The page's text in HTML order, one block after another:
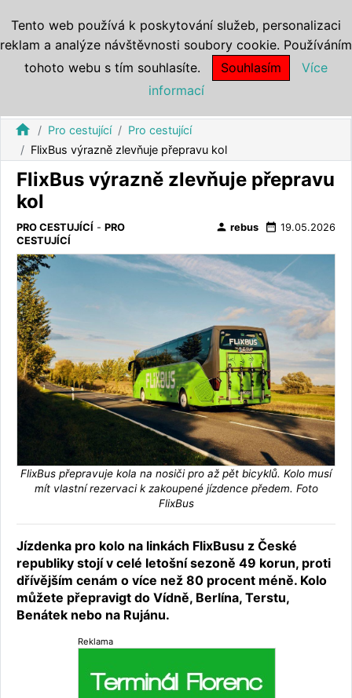
home Pro cestující
Pro cestující
FlixBus výrazně zlevňuje přepravu kol
FlixBus výrazně zlevňuje přepravu
kol
PRO CESTUJÍCÍ - PRO
CESTUJÍCÍ
person rebus date_range 19.05.2026
FlixBus přepravuje kola na nosiči pro až pět bicyklů. Kolo musí
mít vlastní rezervaci k zakoupené jízdence předem. Foto
FlixBus
Jízdenka pro kolo na linkách FlixBusu z České
republiky stojí v celé letošní sezoně 49 korun, proti
dřívějším cenám o více než 80 procent méně. Kolo
můžete přepravigt do Vídně, Berlína, Terstu,
Benátek nebo na Rujánu.
Reklama
Tento web používá k poskytování služeb, personalizaci
reklam a analýze návštěvnosti soubory cookie. Používáním
tohoto webu s tím souhlasíte.
Souhlasím
Více
informací